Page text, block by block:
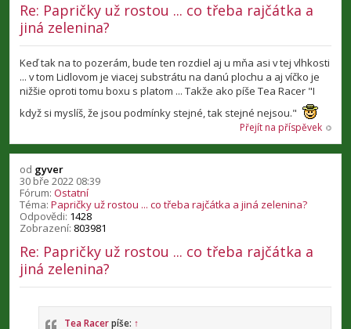
Re: Papričky už rostou ... co třeba rajčátka a
jiná zelenina?
Keď tak na to pozerám, bude ten rozdiel aj u mňa asi v tej vlhkosti
... v tom Lidlovom je viacej substrátu na danú plochu a aj víčko je
nižšie oproti tomu boxu s platom ... Takže ako píše Tea Racer "I
když si myslíš, že jsou podmínky stejné, tak stejné nejsou."
Přejít na příspěvek
od gyver
30 bře 2022 08:39
Fórum: Ostatní
Téma: Papričky už rostou ... co třeba rajčátka a jiná zelenina?
Odpovědi: 1428
Zobrazení: 803981
Re: Papričky už rostou ... co třeba rajčátka a
jiná zelenina?
Tea Racer píše: ↑